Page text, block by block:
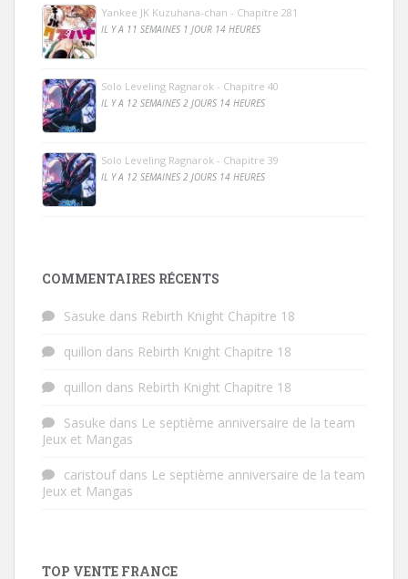
Yankee JK Kuzuhana-chan - Chapitre 281
IL Y A 11 SEMAINES 1 JOUR 14 HEURES
Solo Leveling Ragnarok - Chapitre 40
IL Y A 12 SEMAINES 2 JOURS 14 HEURES
Solo Leveling Ragnarok - Chapitre 39
IL Y A 12 SEMAINES 2 JOURS 14 HEURES
COMMENTAIRES RÉCENTS
Sasuke dans Rebirth Knight Chapitre 18
quillon dans Rebirth Knight Chapitre 18
quillon dans Rebirth Knight Chapitre 18
Sasuke dans Le septième anniversaire de la team
Jeux et Mangas
caristoufdans Le septième anniversaire de la team
Jeux et Mangas
TOP VENTE FRANCE